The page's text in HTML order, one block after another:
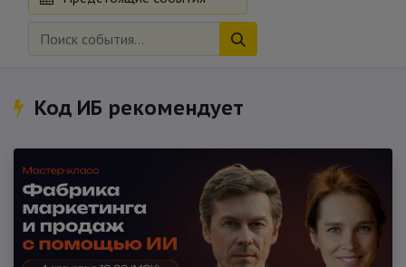
Код ИБ рекомендует